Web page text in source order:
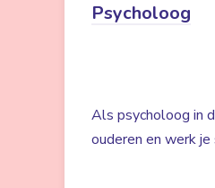
Psycholoog
Als psycholoog in
ouderen en werk